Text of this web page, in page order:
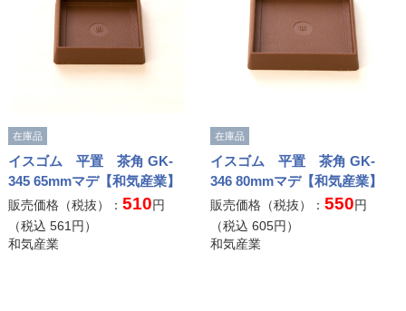
在庫品
イスゴム 平置 茶角 GK-
345 65mmマデ【和気産業】
販売価格（税抜）： 510円
（税込 561 円）
和気産業
在庫品
イスゴム 平置 茶角 GK-
346 80mmマデ【和気産業】
販売価格（税抜）：550円
（税込605円）
和気産業